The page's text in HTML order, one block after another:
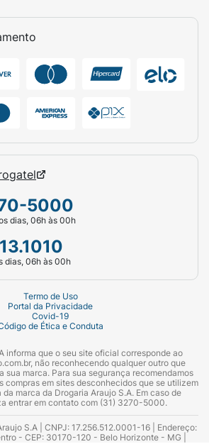
5000
dias, 06h às 00h
dias, 06h às 00h
Termo de Uso
Portal da Privacidade
Covid-19
de Ética e Conduta
informa que o seu site oficial corresponde ao
não reconhecendo qualquer outro que
sua marca. Para sua segurança recomendamos
compras em sites desconhecidos que se utilizem
marca da Drogaria Araujo S.A. Em caso de
entrar em contato com (31) 3270-5000.
S.A | CNPJ: 17.256.512.0001-16 | Endereço:
- CEP: 30170-120 - Belo Horizonte - MG |